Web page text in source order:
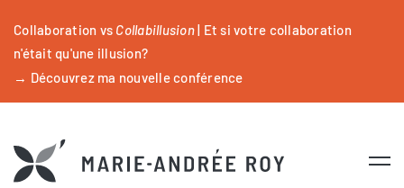
Collaboration vs Collabillusion| Et si votre collaboration
n'était qu'une illusion?
→ Découvrez ma nouvelle conférence